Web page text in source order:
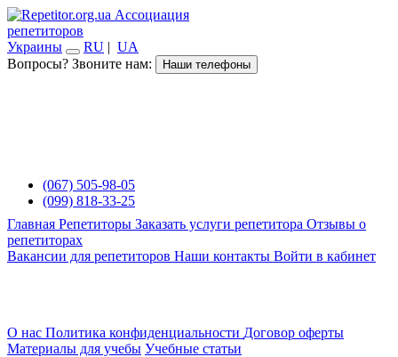
Ассоциация
репетиторов
Украины
RU | UA
Вопросы? Звоните нам:
Наши телефоны
(067) 505-98-05
(099) 818-33-25
Главная Репетиторы Заказать услуги репетитора Отзывы о
репетиторах
Вакансии для репетиторов Наши контакты Войти в кабинет
О нас Политика конфиденциальности Договор оферты
Материалы для учебы Учебные статьи